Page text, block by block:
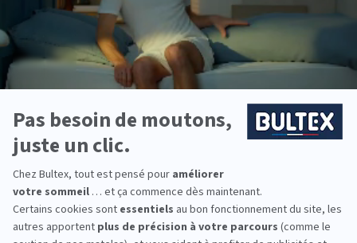
Matelas ENERGIZING